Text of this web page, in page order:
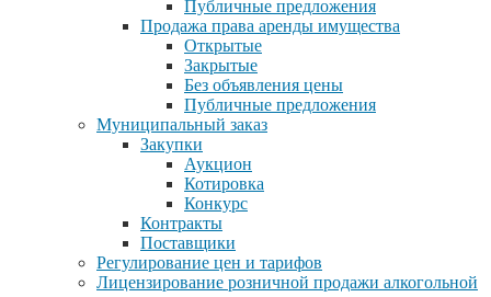
Публичные предложения
Продажа права аренды имущества
Открытые
Закрытые
Без объявления цены
Публичные предложения
Муниципальный заказ
Закупки
Аукцион
Котировка
Конкурс
Контракты
Поставщики
Регулирование цен и тарифов
Лицензирование розничной продажи алкогольной